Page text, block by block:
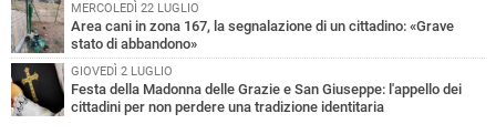
MERCOLEDÌ 22 LUGLIO
Area cani in zona 167, la segnalazione di un cittadino: «Grave
stato di abbandono»
GIOVEDÌ 2 LUGLIO
Festa della Madonna delle Grazie e San Giuseppe: l'appello dei
cittadini per non perdere una tradizione identitaria